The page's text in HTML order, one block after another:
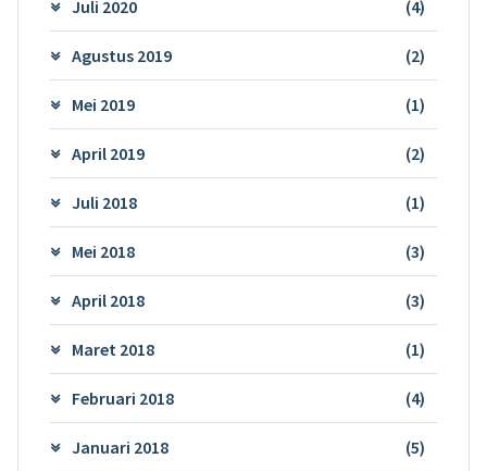
Juli 2020 (4)
Agustus 2019 (2)
Mei 2019 (1)
April 2019 (2)
Juli 2018 (1)
Mei 2018 (3)
April 2018 (3)
Maret 2018 (1)
Februari 2018 (4)
Januari 2018 (5)